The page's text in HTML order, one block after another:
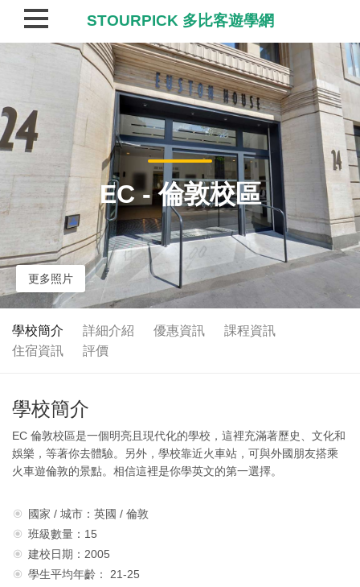
EC - 倫敦校區
更多照片
學校簡介 詳細介紹 優惠資訊
課程資訊
住宿資訊
評價
學校簡介
EC 倫敦校區是一個明亮且現代化的學校，這裡充滿著歷史、文化和
娛樂，等著你去體驗。另外，學校靠近火車站，可與外國朋友搭乘
火車遊倫敦的景點。相信這裡是你學英文的第一選擇。
國家 / 城市：英國 / 倫敦
班級數量：15
建校日期：2005
學生平均年齡： 21-25
STOURPICK 多比客遊學網